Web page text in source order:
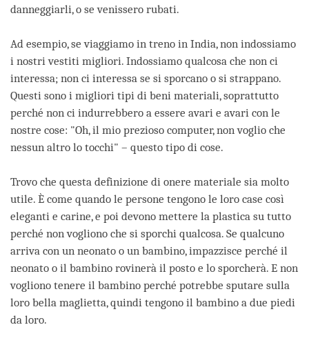
danneggiarli, o se venissero rubati.
Ad esempio, se viaggiamo in treno in India, non indossiamo
i nostri vestiti migliori. Indossiamo qualcosa che non ci
interessa; non ci interessa se si sporcano o si strappano.
Questi sono i migliori tipi di beni materiali, soprattutto
perché non ci indurrebbero a essere avari e avari con le
nostre cose: "Oh, il mio prezioso computer, non voglio che
nessun altro lo tocchi" – questo tipo di cose.
Trovo che questa definizione di onere materiale sia molto
utile. È come quando le persone tengono le loro case così
eleganti e carine, e poi devono mettere la plastica su tutto
perché non vogliono che si sporchi qualcosa. Se qualcuno
arriva con un neonato o un bambino, impazzisce perché il
neonato o il bambino rovinerà il posto e lo sporcherà. E non
vogliono tenere il bambino perché potrebbe sputare sulla
loro bella maglietta, quindi tengono il bambino a due piedi
da loro.